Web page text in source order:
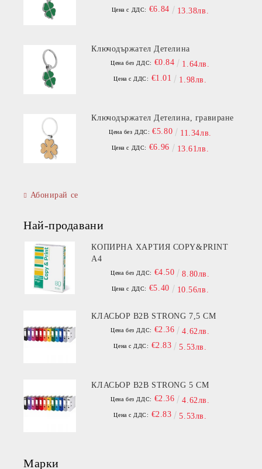
Цена с ДДС: €6.84 13.38лв.
Ключодържател Детелина
Цена без ДДС: €0.84 1.64лв.
Цена с ДДС: €1.01 1.98лв.
Ключодържател Детелина, гравиране
Цена без ДДС: €5.80 11.34лв.
Цена с ДДС: €6.96 13.61лв.
Абонирай се
Най-продавани
КОПИРНА ХАРТИЯ COPY&PRINT
A4
Цена без ДДС: €4.50 8.80лв.
Цена с ДДС: €5.40 10.56лв.
КЛАСЬОР B2B STRONG 7,5 СМ
Цена без ДДС: €2.36 4.62лв.
Цена с ДДС: €2.83 5.53лв.
КЛАСЬОР B2B STRONG 5 СМ
Цена без ДДС: €2.36 4.62лв.
Цена с ДДС: €2.83 5.53лв.
Марки